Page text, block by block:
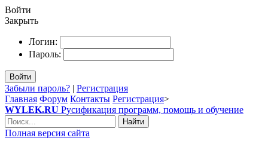
Войти
Закрыть
Логин:
Пароль:
Войти
Забыли пароль? | Регистрация
Главная Форум Контакты Регистрация>
WYLEK.RU Русификация программ, помощь и обучение
Найти
Полная версия сайта